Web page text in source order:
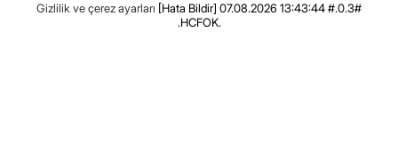
Gizlilik ve çerez ayarları [Hata Bildir] 07.08.2026 13:43:44 #.0.3#
.HCFOK.